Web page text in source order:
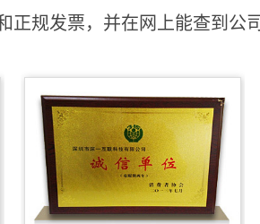
正规发票，并在网上能查到公司